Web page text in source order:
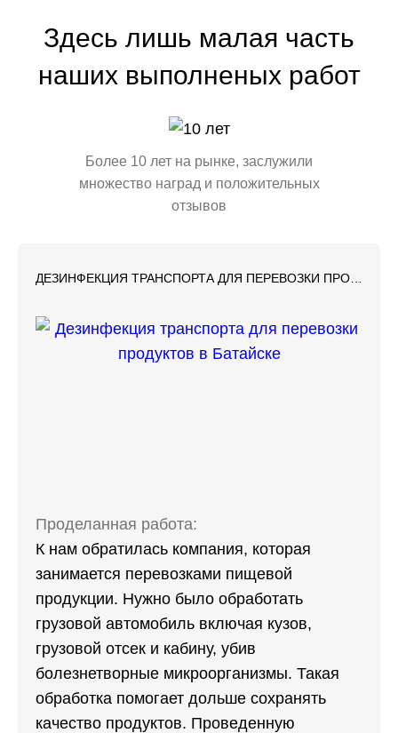
Здесь лишь малая часть
наших выполненых работ
Более 10 лет на рынке, заслужили
множество наград и положительных
отзывов
Проделанная работа:
К нам обратилась компания, которая
занимается перевозками пищевой
продукции. Нужно было обработать
грузовой автомобиль включая кузов,
грузовой отсек и кабину, убив
болезнетворные микроорганизмы. Такая
обработка помогает дольше сохранять
качество продуктов. Проведенную